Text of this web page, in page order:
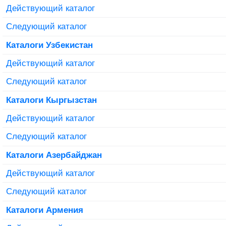
Действующий каталог
Следующий каталог
Каталоги Узбекистан
Действующий каталог
Следующий каталог
Каталоги Кыргызстан
Действующий каталог
Следующий каталог
Каталоги Азербайджан
Действующий каталог
Следующий каталог
Каталоги Армения